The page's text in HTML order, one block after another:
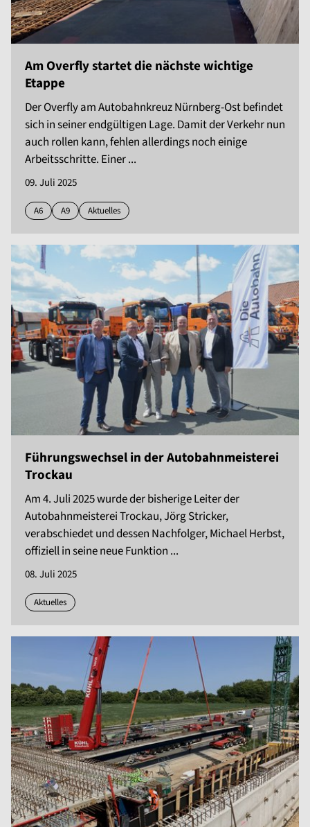
Am Overfly startet die nächste wichtige
Etappe
Der Overfly am Autobahnkreuz Nürnberg-Ost befindet
sich in seiner endgültigen Lage. Damit der Verkehr nun
auch rollen kann, fehlen allerdings noch einige
Arbeitsschritte. Einer ...
09. Juli 2025
A6 A9 Aktuelles
Führungswechsel in der Autobahnmeisterei
Trockau
Am 4. Juli 2025 wurde der bisherige Leiter der
Autobahnmeisterei Trockau, Jörg Stricker,
verabschiedet und dessen Nachfolger, Michael Herbst,
offiziell in seine neue Funktion ...
08. Juli 2025
Aktuelles